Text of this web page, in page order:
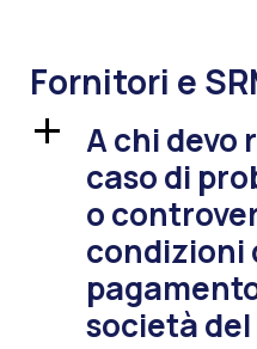
Fornitori e
a
A chi devo
caso di
o
condizioni
società